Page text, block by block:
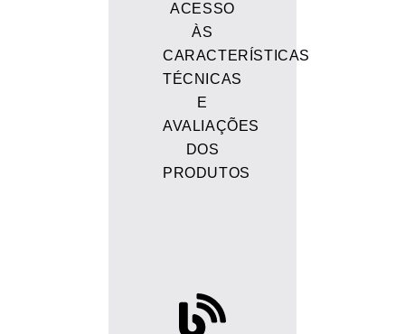
ACESSO
ÀS
CARACTERÍSTICAS
TÉCNICAS
E
AVALIAÇÕES
DOS
PRODUTOS